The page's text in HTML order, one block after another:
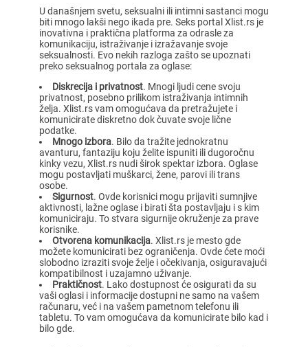
U današnjem svetu, seksualni ili intimni sastanci mogu
biti mnogo lakši nego ikada pre. Seks portal Xlist.rs je
inovativna i praktična platforma za odrasle za
komunikaciju, istraživanje i izražavanje svoje
seksualnosti. Evo nekih razloga zašto se upoznati
preko seksualnog portala za oglase:
Diskrecija i privatnost. Mnogi ljudi cene svoju
privatnost, posebno prilikom istraživanja intimnih
želja. Xlist.rs vam omogućava da pretražujete i
komunicirate diskretno dok čuvate svoje lične
podatke.
Mnogo izbora. Bilo da tražite jednokratnu
avanturu, fantaziju koju želite ispuniti ili dugoročnu
kinky vezu, Xlist.rs nudi širok spektar izbora. Oglase
mogu postavljati muškarci, žene, parovi ili trans
osobe.
Sigurnost. Ovde korisnici mogu prijaviti sumnjive
aktivnosti, lažne oglase i birati šta postavljaju i s kim
komuniciraju. To stvara sigurnije okruženje za prave
korisnike.
Otvorena komunikacija. Xlist.rs je mesto gde
možete komunicirati bez ograničenja. Ovde ćete moći
slobodno izraziti svoje želje i očekivanja, osiguravajući
kompatibilnost i uzajamno uživanje.
Praktičnost. Lako dostupnost će osigurati da su
vaši oglasi i informacije dostupni ne samo na vašem
računaru, već i na vašem pametnom telefonu ili
tabletu. To vam omogućava da komunicirate bilo kad i
bilo gde.